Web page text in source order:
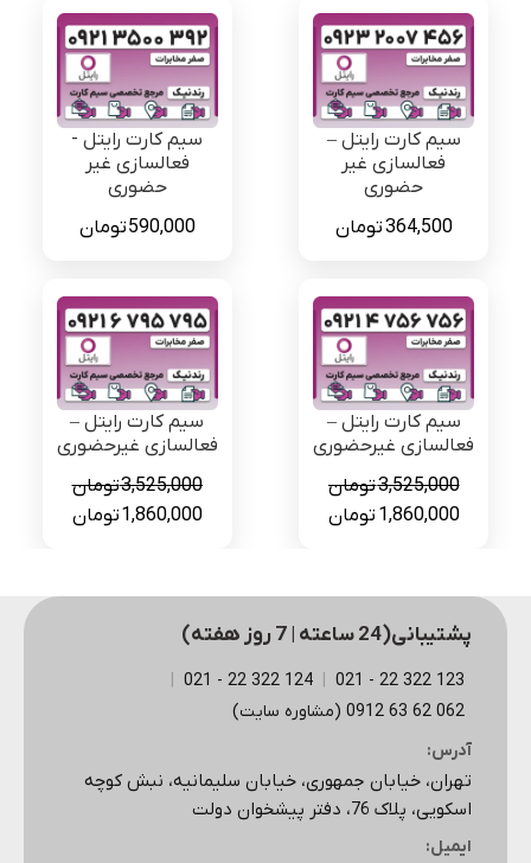
سیم کارت رایتل –
فعالسازی غیر
حضوری
364,500تومان
سیم کارت رایتل -
فعالسازی غیر
حضوری
590,000تومان
سیم کارت رایتل –
فعالسازی غیرحضوری
3,525,000تومان
قیمت
بود.
1,860,000 تومانقیمت
است.
سیم کارت رایتل –
فعالسازی غیرحضوری
3,525,000تومان
قیمت
بود.
1,860,000تومانقیمت
است.
پشتیبانی(24 ساعته | 7 روز هفته)
123 322 22 - 021
124 322 22 - 021
062 62 63 0912 (مشاوره سایت)
آدرس:
تهران، خیابان جمهوری، خیابان سلیمانیه، نبش کوچه
اسکویی، پلاک 76، دفتر پیشخوان دولت
ایمیل: